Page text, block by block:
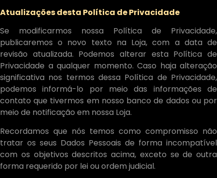
Atualizações desta Política de Privacidade
Se modificarmos nossa Política de Privacidade,
publicaremos o novo texto na Loja, com a data de
revisão atualizada. Podemos alterar esta Política de
Privacidade a qualquer momento. Caso haja alteração
significativa nos termos dessa Política de Privacidade,
podemos informá-lo por meio das informações de
contato que tivermos em nosso banco de dados ou por
meio de notificação em nossa Loja.
Recordamos que nós temos como compromisso não
tratar os seus Dados Pessoais de forma incompatível
com os objetivos descritos acima, exceto se de outra
forma requerido por lei ou ordem judicial.